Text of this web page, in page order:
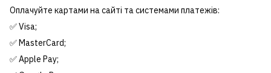
Оплачуйте картами на сайті та системами платежів:
✅ Visa;
✅ MasterCard;
✅ Apple Pay;